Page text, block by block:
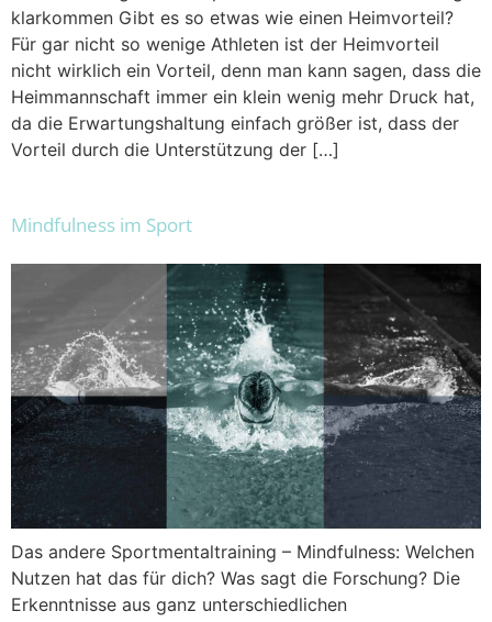
klarkommen Gibt es so etwas wie einen Heimvorteil?
Für gar nicht so wenige Athleten ist der Heimvorteil
nicht wirklich ein Vorteil, denn man kann sagen, dass die
Heimmannschaft immer ein klein wenig mehr Druck hat,
da die Erwartungshaltung einfach größer ist, dass der
Vorteil durch die Unterstützung der […]
Mindfulness im Sport
Das andere Sportmentaltraining – Mindfulness: Welchen
Nutzen hat das für dich? Was sagt die Forschung? Die
Erkenntnisse aus ganz unterschiedlichen